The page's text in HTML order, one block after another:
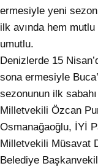
ermesiyle yeni
ilk avında hem
umutlu.
Denizlerde 15
sona ermesiyle
sezonunun ilk
Milletvekili Özcan
Osmanağaoğlu, İYİ
Milletvekili Müsavat
Belediye